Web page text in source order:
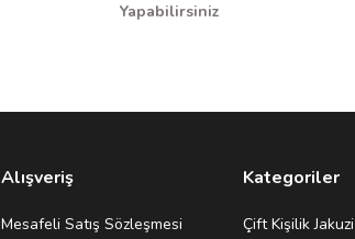
Yapabilirsiniz
Alışveriş
Mesafeli Satış Sözleşmesi
Kategoriler
Çift Kişilik Jakuzi